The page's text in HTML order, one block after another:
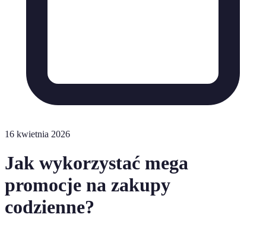
16 kwietnia 2026
Jak wykorzystać mega
promocje na zakupy
codzienne?